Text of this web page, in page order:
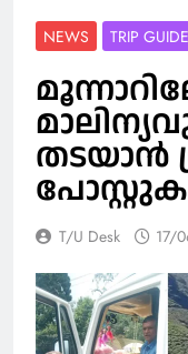
NEWS TRIP GUIDE
തടയാന്‍
T/U Desk 17/